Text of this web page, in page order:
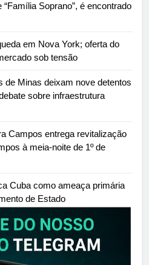
Soprano”, é encontrado
em Nova York; oferta do
sob tensão
de Minas deixam nove detentos
sobre infraestrutura
Campos entrega revitalização
à meia-noite de 1º de
Cuba como ameaça primária
de Estado